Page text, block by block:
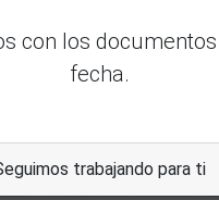
con los
fecha.
trabajando para ti